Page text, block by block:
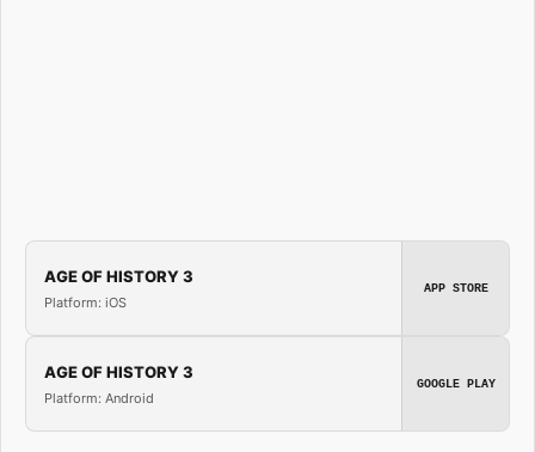
AGE OF HISTORY 3
Platform: iOS
APP STORE
AGE OF HISTORY 3
Platform: Android
GOOGLE PLAY